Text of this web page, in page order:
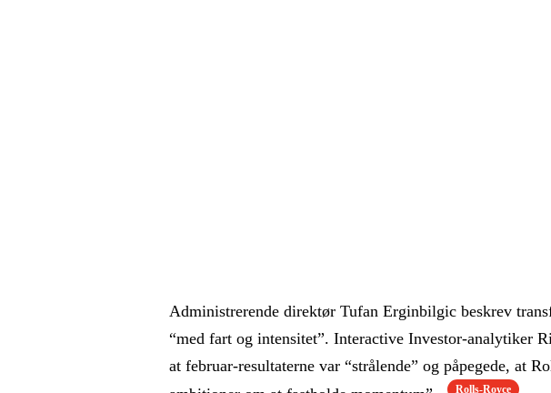
Administrerende direktør Tufan Erginbilgic beskrev
“med fart og intensitet”. Interactive Investor-analytiker
at februar-resultaterne var “strålende” og påpegede, at
Rolls-Royce